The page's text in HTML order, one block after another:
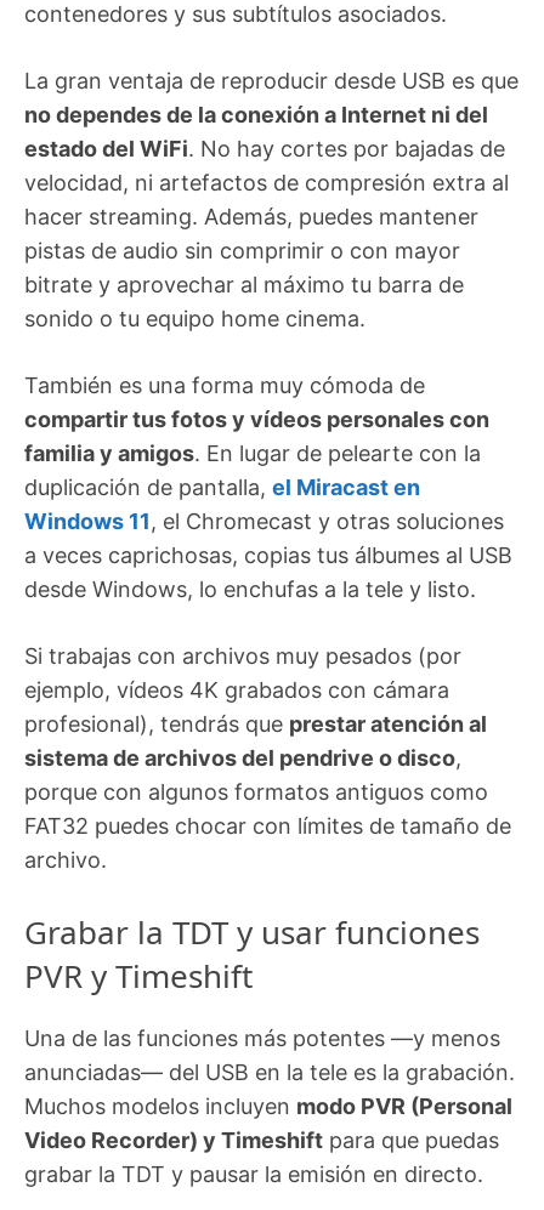
contenedores y sus subtítulos asociados.
La gran ventaja de reproducir desde USB es que
no dependes de la conexión a Internet ni del
estado del WiFi. No hay cortes por bajadas de
velocidad, ni artefactos de compresión extra al
hacer streaming. Además, puedes mantener
pistas de audio sin comprimir o con mayor
bitrate y aprovechar al máximo tu barra de
sonido o tu equipo home cinema.
También es una forma muy cómoda de
compartir tus fotos y vídeos personales con
familia y amigos. En lugar de pelearte con la
duplicación de pantalla, el Miracast en
Windows 11, el Chromecast y otras soluciones
a veces caprichosas, copias tus álbumes al USB
desde Windows, lo enchufas a la tele y listo.
Si trabajas con archivos muy pesados (por
ejemplo, vídeos 4K grabados con cámara
profesional), tendrás que prestar atención al
sistema de archivos del pendrive o disco,
porque con algunos formatos antiguos como
FAT32 puedes chocar con límites de tamaño de
archivo.
Grabar la TDT y usar funciones
PVR y Timeshift
Una de las funciones más potentes —y menos
anunciadas— del USB en la tele es la grabación.
Muchos modelos incluyen modo PVR (Personal
Video Recorder) y Timeshift para que puedas
grabar la TDT y pausar la emisión en directo.